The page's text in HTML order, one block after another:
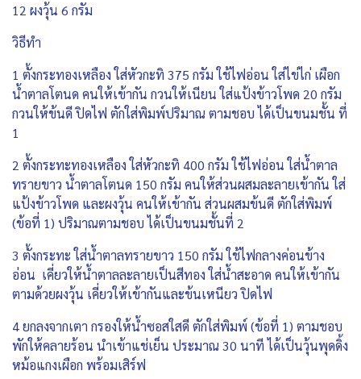
12 ผงวุ้น 6 กรัม
วิธีทำ
1 ตั้งกระทองเหลือง ใส่หัวกะทิ 375 กรัม ใช้ไฟอ่อน ใส่ไข่ไก่ เผือก
น้ำตาลโตนด คนให้เข้ากัน กวนให้เนียน ใส่แป้งข้าวโพด 20 กรัม
กวนให้ข้นดี ปิดไฟ ตักใส่พิมพ์ปริมาณ ตามชอบ ได้เป็นขนมชั้น ที่
1
2 ตั้งกระทะทองเหลือง ใส่หัวกะทิ 400 กรัม ใช้ไฟอ่อน ใส่น้ำตาล
ทรายขาว น้ำตาลโตนด 150 กรัม คนให้ส่วนผสมละลายเข้ากัน ใส่
แป้งข้าวโพด และผงวุ้น คนให้เข้ากัน ส่วนผสมข้นดี ตักใส่พิมพ์
(ข้อที่ 1) ปริมาณตามชอบ ได้เป็นขนมชั้นที่ 2
3 ตั้งกระทะ ใส่น้ำตาลทรายขาว 150 กรัม ใช้ไฟกลางค่อนข้าง
อ่อน เคี่ยวให้น้ำตาลละลายเป็นสีทอง ใส่น้ำสะอาด คนให้เข้ากัน
ตามด้วยผงวุ้น เคี่ยวให้เข้ากันและข้นเหนียว ปิดไฟ
4 ยกลงจากเตา กรองให้น้ำซอสใสดี ตักใส่พิมพ์ (ข้อที่ 1) ตามชอบ
พักให้คลายร้อน นำเข้าแช่เย็น ประมาณ 30 นาที ได้เป็นวุ้นพุดดิ้ง
หม้อแกงเผือก พร้อมเสิร์ฟ